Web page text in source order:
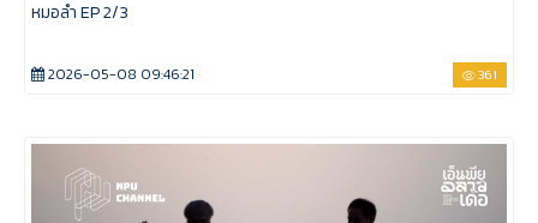
หมอลำ EP 2/3
2026-05-08 09:46:21 361